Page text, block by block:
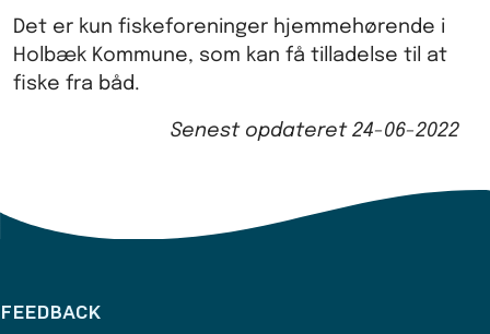
Det er kun fiskeforeninger hjemmehørende i
Holbæk Kommune, som kan få tilladelse til at
fiske fra båd.
Senest opdateret 24-06-2022
FEEDBACK